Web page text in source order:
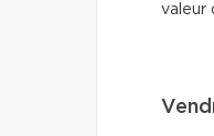
valeur